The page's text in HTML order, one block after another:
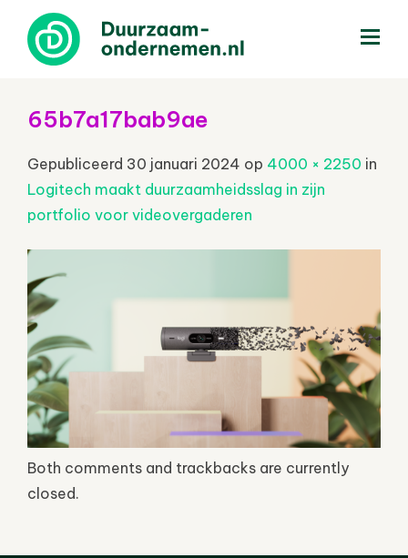
65b7a17bab9ae
Gepubliceerd 30 januari 2024 op 4000 × 2250 in
Logitech maakt duurzaamheidsslag in zijn
portfolio voor videovergaderen
Both comments and trackbacks are currently
closed.